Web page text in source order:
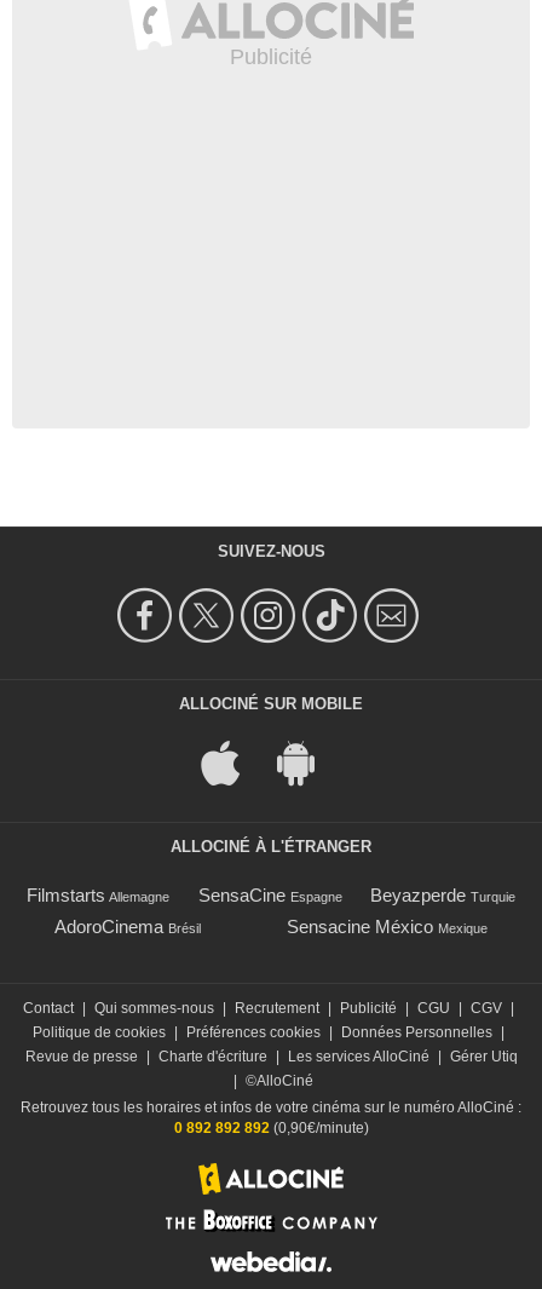
SUIVEZ-NOUS
ALLOCINÉ SUR MOBILE
ALLOCINÉ À L'ÉTRANGER
Filmstarts Allemagne SensaCine Espagne Beyazperde Turquie
AdoroCinema Brésil Sensacine México Mexique
Contact Qui sommes-nous Recrutement Publicité CGU CGV
Politique de cookies
Préférences cookies Données Personnelles
Revue de presse
Charte d'écriture Les services AlloCiné
Gérer Utiq
©AlloCiné
Retrouvez tous les horaires et infos de votre cinéma sur le numéro AlloCiné :
0 892 892 892(0,90€/minute)